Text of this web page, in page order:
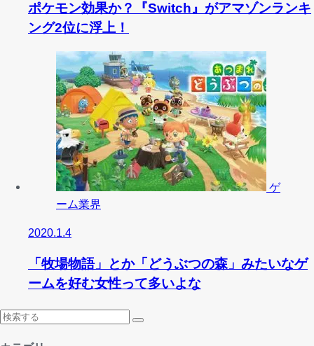
ポケモン効果か？『Switch』がアマゾンランキ
ング2位に浮上！
ゲ
ーム業界
2020.1.4
「牧場物語」とか「どうぶつの森」みたいなゲ
ームを好む女性って多いよな